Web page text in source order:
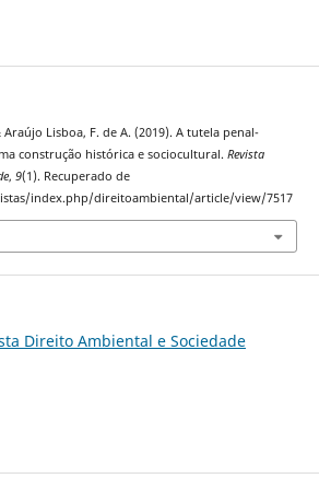
Lisboa, F. de A. (2019). A tutela penal-
construção histórica e sociocultural. Revista
, 9(1). Recuperado de
index.php/direitoambiental/article/view/7517
Direito Ambiental e Sociedade